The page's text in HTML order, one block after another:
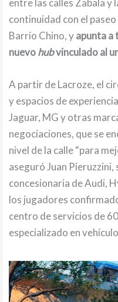
entre las calles Zabala y
continuidad con el
Barrio Chino, yapunta a
nuevohubvinculado al
A partir de Lacroze, el
y espacios de
Jaguar, MG y otras
negociaciones, que se
nivel de la calle “para
aseguró Juan
concesionaria de Audi,
los jugadores
centro de servicios de
especializado en